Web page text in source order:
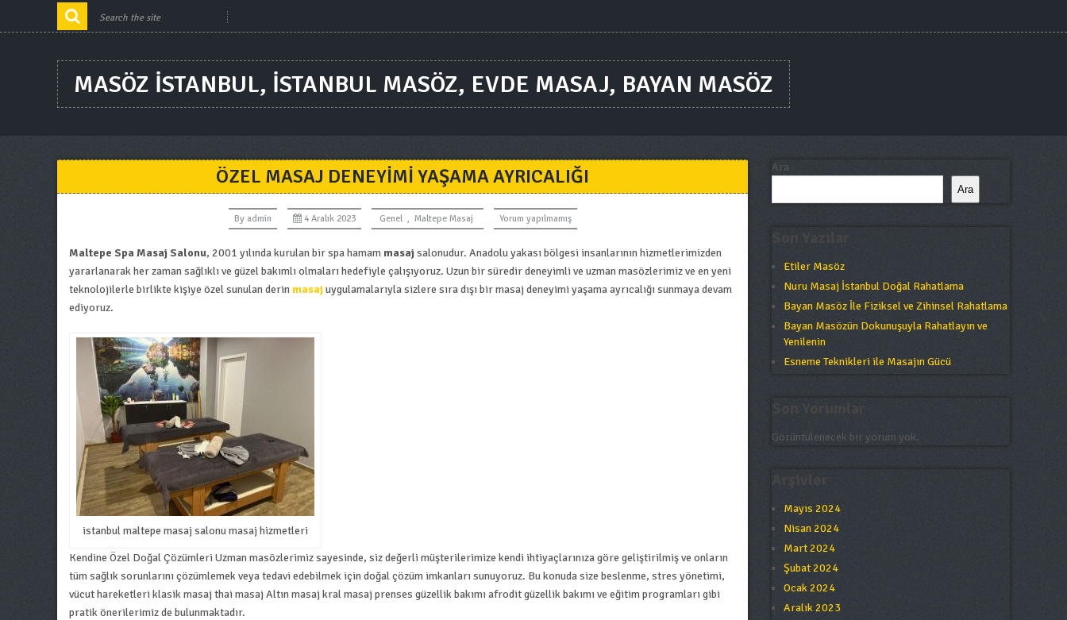
MASÖZ ISTANBUL, ISTANBUL MASÖZ, EVDE MASAJ, BAYAN MASÖZ
ÖZEL MASAJ DENEYIMI YAŞAMA AYRICALIĞI
By admin 4 Aralık 2023 Genel , Maltepe Masaj Yorum yapılmamış
Maltepe Spa Masaj Salonu, 2001 yılında kurulan bir spa hamam masajsalonudur. Anadolu yakası bölgesi insanlarının hizmetlerimizden
yararlanarak her zaman sağlıklı ve güzel bakımlı olmaları hedefiyle çalışıyoruz. Uzun bir süredir deneyimli ve uzman masözlerimiz ve en yeni
teknolojilerle birlikte kişiye özel sunulan derin masajuygulamalarıyla sizlere sıra dışı bir masaj deneyimi yaşama ayrıcalığı sunmaya devam
ediyoruz.
istanbul maltepe masaj salonu masaj hizmetleri
Kendine Özel Doğal Çözümleri Uzman masözlerimiz sayesinde, siz değerli müşterilerimize kendi ihtiyaçlarınıza göre geliştirilmiş ve onların
tüm sağlık sorunlarını çözümlemek veya tedavi edebilmek için doğal çözüm imkanları sunuyoruz. Bu konuda size beslenme, stres yönetimi,
vücut hareketleri klasik masaj thai masaj Altın masaj kral masaj prenses güzellik bakımı afrodit güzellik bakımı ve eğitim programları gibi
pratik önerilerimiz de bulunmaktadır.
Ara
Ara
Etiler Masöz
Nuru Masaj İstanbul Doğal Rahatlama
Bayan Masöz İle Fiziksel ve Zihinsel Rahatlama
Bayan Masözün Dokunuşuyla Rahatlayın ve
Yenilenin
Esneme Teknikleri ile Masajın Gücü
Görüntülenecek bir yorum yok.
Mayıs 2024
Nisan 2024
Mart 2024
Şubat 2024
Ocak 2024
Aralık 2023